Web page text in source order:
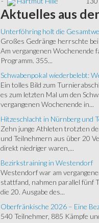
Aktuelles aus
Unterföhring holt die
Großes Gedränge herrschte
Am vergangenen Wochenende
Programm. 355...
Schwabenpokal wiederbelebt:
Ein tolles Bild zum
es zum letzten Mal um den
vergangenen Wochenende in...
Hitzeschlacht in Nürnberg und
Zehn junge Athleten trotzten
und Teilnehmern aus über 20
direkt niedriger waren,...
Bezirkstraining in Westendorf
Westendorf war am
stattfand, nahmen parallel fünf
die 20. Ausgabe des...
Oberfränkische 2026 – Eine
540 Teilnehmer, 885 Kämpfe